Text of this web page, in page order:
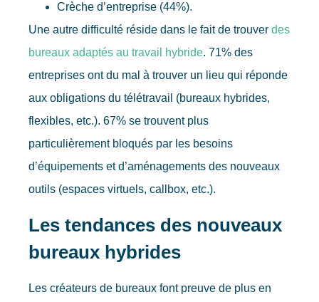
Crèche d’entreprise (44%).
Une autre difficulté réside dans le fait de trouver des
bureaux adaptés au travail hybride. 71% des
entreprises ont du mal à trouver un lieu qui réponde
aux obligations du télétravail (bureaux hybrides,
flexibles, etc.). 67% se trouvent plus
particulièrement bloqués par les besoins
d’équipements et d’aménagements des nouveaux
outils (espaces virtuels, callbox, etc.).
Les tendances des nouveaux
bureaux hybrides
Les créateurs de bureaux font preuve de plus en